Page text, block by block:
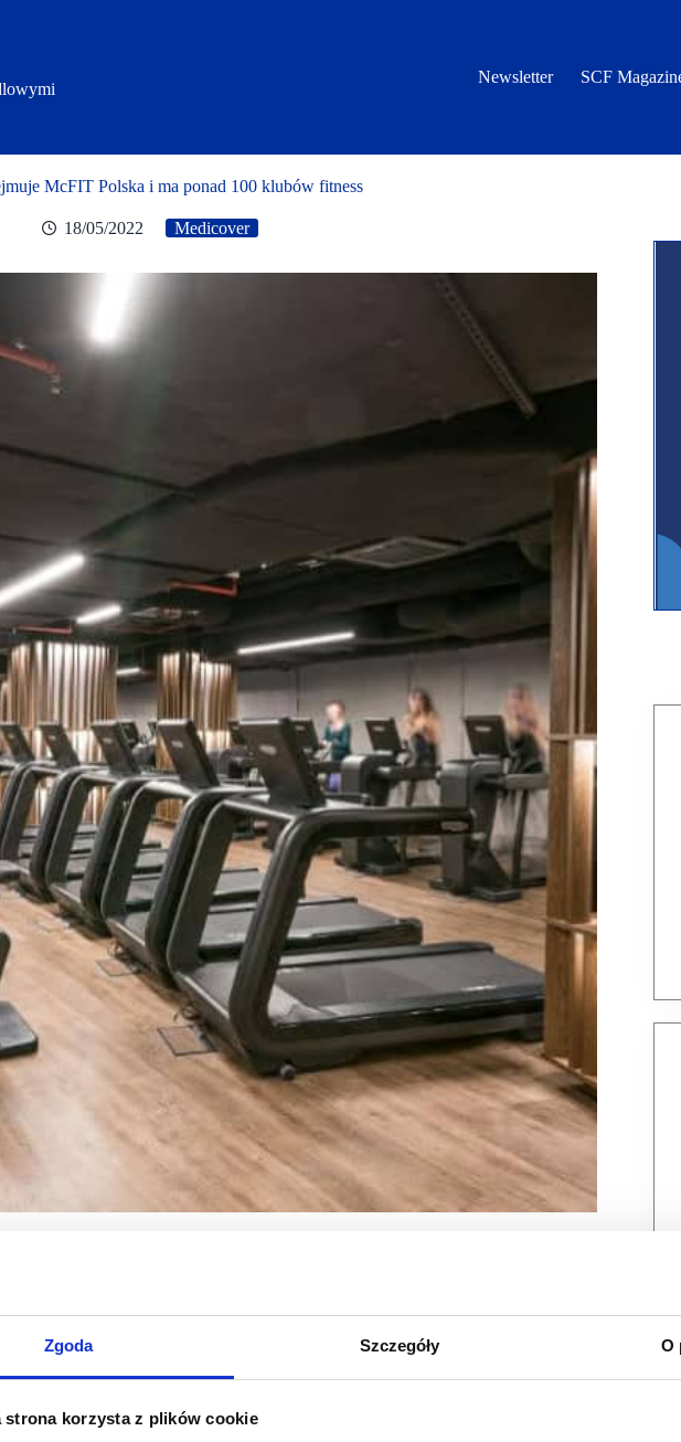
Zgoda Szczegóły O
strona korzysta z plików cookie
Newsletter SCF
McFIT Polska i ma ponad 100 klubów fitness
18/05/2022 Medicover
klubów fitness prowadzonych w Polsce przez McFIT, wiodącą
McFIT Polska, obecny w 10 największych miastach, jest częścią największej
doświadczenia treningowe, które przyciągają tysiące bywalców siłowni
pakietów sportowych Medicover Sport będą mogli wkrótce
ich wyjątkowym wystrojem, wiodącymi rozwiązaniami technologicznymi